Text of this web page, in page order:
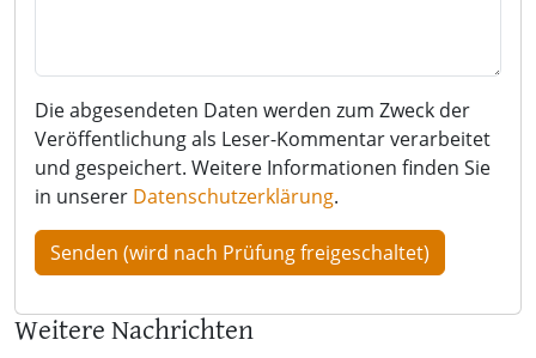
Die abgesendeten Daten werden zum Zweck der
Veröffentlichung als Leser-Kommentar verarbeitet
und gespeichert. Weitere Informationen finden Sie
in unserer Datenschutzerklärung.
Weitere Nachrichten